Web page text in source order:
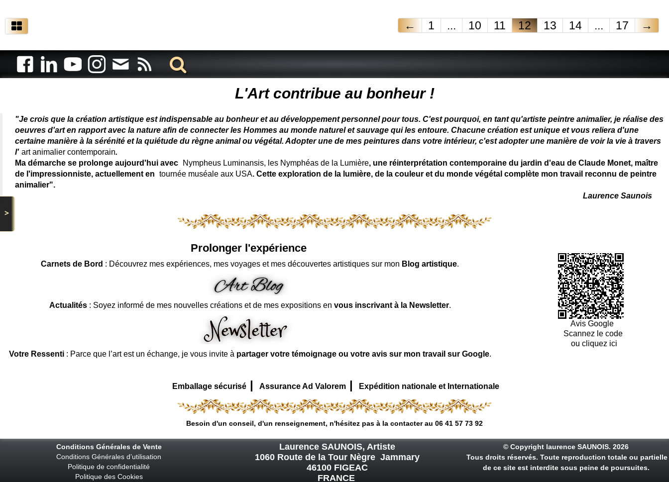
>
← 1 ... 10 11 12 13 14 ... 17 →
L'Art contribue au bonheur !
"Je crois que la création artistique est indispensable au bonheur et au développement personnel pour tous. C'est pourquoi, en tant qu'artiste peintre animalier, je réalise des
oeuvres d'art en rapport avec la nature afin de connecter les Hommes au monde naturel et sauvage qui les entoure. Chacune création est unique et vous reliera d'une
certaine manière à la sérénité et la quiétude du règne animal ou végétal. Adopter une de mes peintures dans votre intérieur, c'est adopter une manière de voir la vie à travers
l' art animalier contemporain.
Ma démarche se prolonge aujourd'hui avec
Nympheus Luminansis, les Nymphéas de la Lumière, une réinterprétation contemporaine du jardin d'eau de Claude Monet, maître
de l'impressionniste, actuellement en tournée muséale aux USA. Cette exploration de la lumière, de la couleur et du monde végétal complète mon travail reconnu de peintre
animalier".
Laurence Saunois
Prolonger l'expérience
Carnets de Bord : Découvrez mes expériences, mes voyages et mes découvertes artistiques sur mon Blog artistique.
Actualités: Soyez informé de mes nouvelles créations et de mes expositions en vous inscrivant à la Newsletter.
Votre Ressenti: Parce que l’art est un échange, je vous invite à partager votre témoignage ou votre avis sur mon travail sur Google.
Avis Google
Scannez le code
ou cliquez ici
Emballage sécurisé | Assurance Ad Valorem | Expédition nationale et Internationale
Besoin d'un conseil, d'un renseignement, n'hésitez pas à la contacter au 06 41 57 73 92
Conditions Générales de Vente
Conditions Générales d’utilisation
Politique de confidentialité
Politique des Cookies
Laurence SAUNOIS, Artiste
1060 Route de la Tour Nègre Jammary
46100 FIGEAC
FRANCE
© Copyright laurence SAUNOIS. 2026
Tous droits réservés. Toute reproduction totale ou partielle
de ce site est interdite sous peine de poursuites.